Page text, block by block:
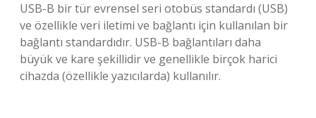
USB-B bir tür evrensel seri otobüs standardı (USB)
ve özellikle veri iletimi ve bağlantı için kullanılan bir
bağlantı standardıdır. USB-B bağlantıları daha
büyük ve kare şekillidir ve genellikle birçok harici
cihazda (özellikle yazıcılarda) kullanılır.